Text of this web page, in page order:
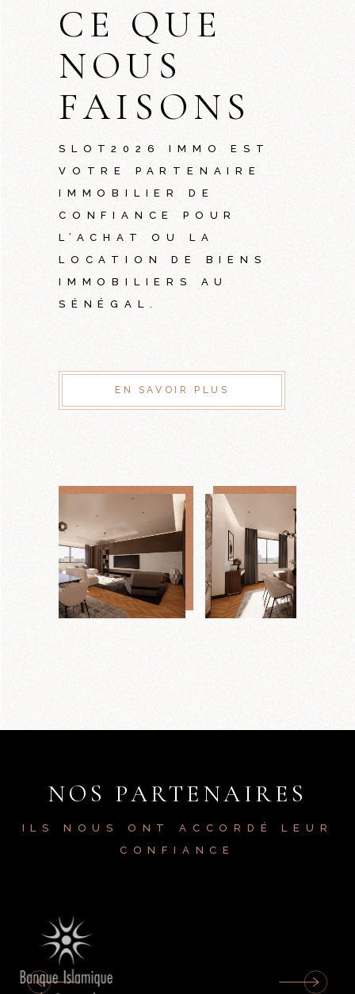
CE QUE
NOUS
FAISONS
SLOT2026
IMMO EST
VOTRE PARTENAIRE
IMMOBILIER DE
CONFIANCE POUR
L’ACHAT OU LA
LOCATION DE BIENS
IMMOBILIERS AU
SÉNÉGAL.
EN SAVOIR PLUS
NOS PARTENAIRES
ILS NOUS ONT ACCORDÉ LEUR
CONFIANCE